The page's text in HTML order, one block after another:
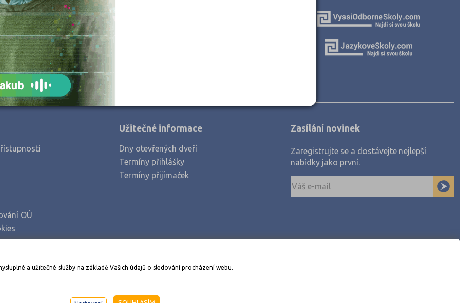
OÚ
Stáhněte si aplikaci Adresář škol
Užitečné informace
Dny otevřených dveří
Termíny přihlášky
Termíny přijímaček
Zasílání novinek
Zaregistrujte se a dostávejte nejlepší
nabídky jako první.
AMOS KamPoMaturite.cz, s.r.o., stránky vytvořilo
a užitečné služby na základě Vašich údajů o sledování procházení webu.